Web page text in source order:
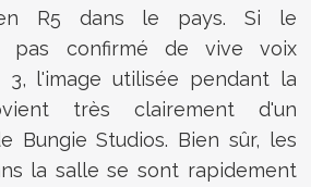
R5 dans le pays. Si le
pas confirmé de vive voix
3, l'image utilisée pendant la
très clairement d'un
Bungie Studios. Bien sûr, les
la salle se sont rapidement